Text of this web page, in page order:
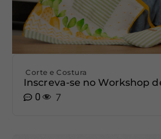
Corte e Costura
Inscreva-se no Workshop
0
7